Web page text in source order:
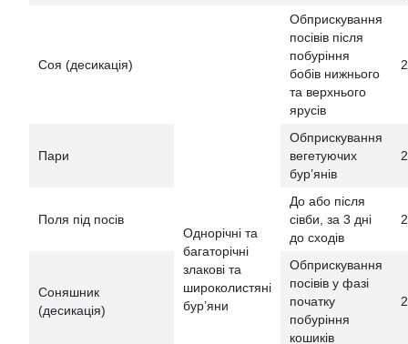
Соя (десикація)
Однорічні та
багаторічні
злакові та
широколистяні
бур’яни
Обприскування
посівів після
побуріння
бобів нижнього
та верхнього
ярусів
Пари
Обприскування
вегетуючих
бур’янів
Поля під посів
До або після
сівби, за 3 дні
до сходів
Соняшник
(десикація)
Обприскування
посівів у фазі
початку
побуріння
кошиків